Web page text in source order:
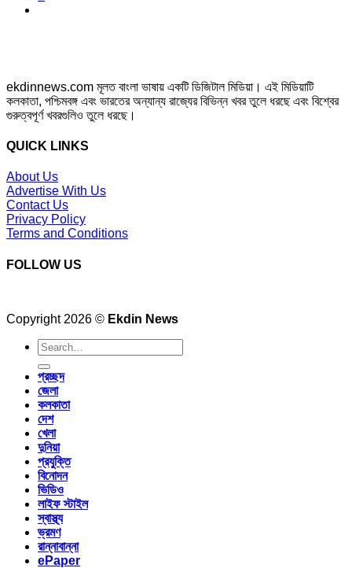
ekdinnews.com মূলত বাংলা ভাষায় একটি ডিজিটাল মিডিয়া। এই মিডিয়াটি
কলকাতা, পশ্চিমবঙ্গ এবং ভারতের অন্যান্য রাজ্যের বিভিন্ন খবর তুলে ধরছে এবং বিশ্বের
গুরুত্বপূর্ণ খবরগুলিও তুলে ধরছে।
QUICK LINKS
About Us
Advertise With Us
Contact Us
Privacy Policy
Terms and Conditions
FOLLOW US
Copyright 2026 © Ekdin News
প্রচ্ছদ
জেলা
কলকাতা
দেশ
খেলা
দুনিয়া
প্রযুক্তি
বিনোদন
ভিডিও
লাইফ স্টাইল
স্বাস্থ্য
ভ্রমণ
রান্নাবান্না
ePaper